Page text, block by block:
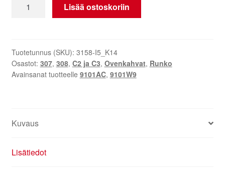
Peugeot
9101W9
ovi
määrä
Lisää ostoskoriin
Tuotetunnus (SKU): 3158-I5_K14
Osastot: 307, 308, C2 ja C3, Ovenkahvat, Runko
Avainsanat tuotteelle 9101AC, 9101W9
Kuvaus
Lisätiedot